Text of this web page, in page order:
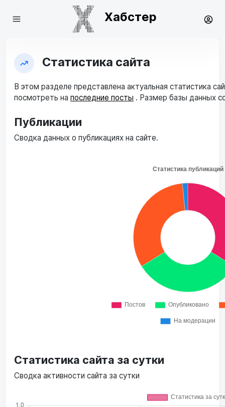
Хабстер
Статистика сайта
В этом разделе представлена актуальная статистика
посмотреть на последние посты . Размер базы данных
Публикации
Сводка данных о публикациях на сайте.
Статистика сайта за сутки
Сводка активности сайта за сутки